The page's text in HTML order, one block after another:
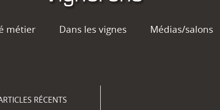
métier Dans les vignes Médias/salons
RÉCENTS